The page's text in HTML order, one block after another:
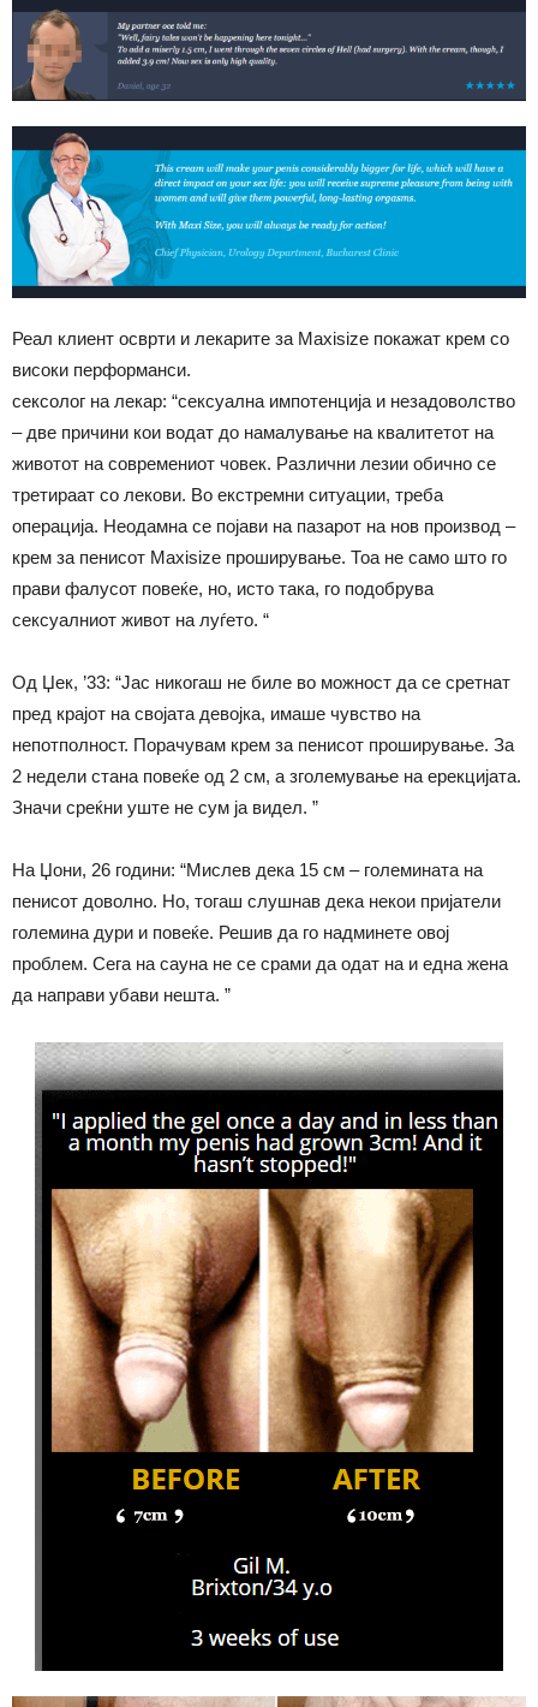
Реал клиент осврти и лекарите за Maxisize покажат крем со
високи перформанси.
сексолог на лекар: “сексуална импотенција и незадоволство
– две причини кои водат до намалување на квалитетот на
животот на современиот човек. Различни лезии обично се
третираат со лекови. Во екстремни ситуации, треба
операција. Неодамна се појави на пазарот на нов производ –
крем за пенисот Maxisize проширување. Тоа не само што го
прави фалусот повеќе, но, исто така, го подобрува
сексуалниот живот на луѓето. “
Од Џек, ’33: “Јас никогаш не биле во можност да се сретнат
пред крајот на својата девојка, имаше чувство на
непотполност. Порачувам крем за пенисот проширување. За
2 недели стана повеќе од 2 см, а зголемување на ерекцијата.
Значи среќни уште не сум ја видел. ”
На Џони, 26 години: “Мислев дека 15 см – големината на
пенисот доволно. Но, тогаш слушнав дека некои пријатели
големина дури и повеќе. Решив да го надминете овој
проблем. Сега на сауна не се срами да одат на и една жена
да направи убави нешта. ”